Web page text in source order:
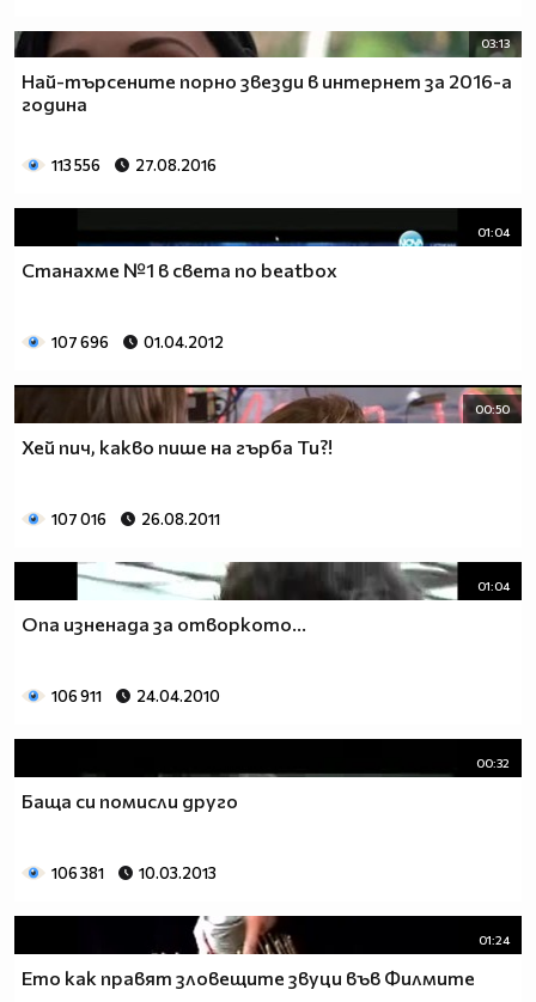
03:13
Най-търсените порно звезди в интернет за 2016-а
година
113 556 27.08.2016
01:04
Станахме №1 в света по beatbox
107 696 01.04.2012
00:50
Хей пич, какво пише на гърба Ти?!
107 016 26.08.2011
01:04
Опа изненада за отворкото...
106 911 24.04.2010
00:32
Баща си помисли друго
106 381 10.03.2013
01:24
Ето как правят зловещите звуци във Филмите